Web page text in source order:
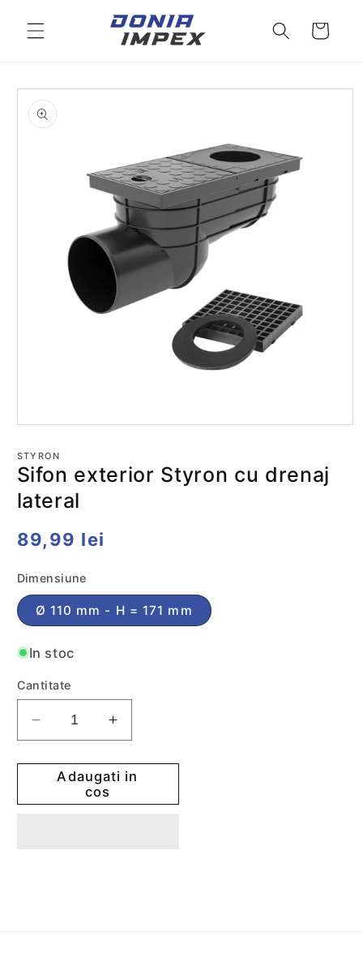
conținut
Cos
informațiile
despre
produs
media
1
într-
o
fereastră
STYRON
Sifon exterior Styron cu drenaj
lateral
Preț
89,99 lei
Dimensiune
Ø 110 mm - H = 171 mm
In stoc
Cantitate
Reduceti
cantitatea
pentru
Sifon
exterior
Cresteti
cantitatea
pentru
Sifon
exterior
Adaugati in
cos